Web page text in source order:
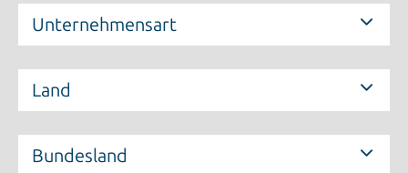
Unternehmensart
Land
Bundesland